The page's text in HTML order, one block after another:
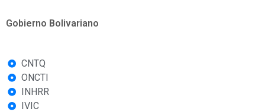
Gobierno Bolivariano
CNTQ
ONCTI
INHRR
IVIC